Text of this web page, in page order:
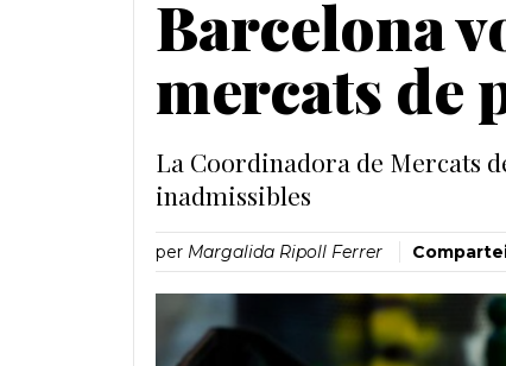
Barcelona
mercats de
La Coordinadora de Mercats
inadmissibles
per Margalida Ripoll Ferrer